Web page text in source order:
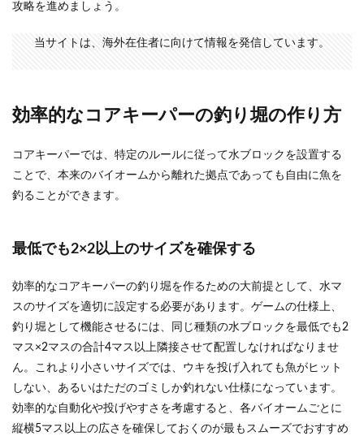
攻略を進めましょう。
当サイトは、海外在住者に向けて情報を発信しています。
効率的なコアキーパーの釣り堀の作り方
コアキーパーでは、特定のルールに従って水ブロックを設置する
ことで、本来のバイオームから離れた拠点であっても自由に魚を
釣ることができます。
最低でも2×2以上のサイズを確保する
効率的なコアキーパーの釣り堀を作るための大前提として、水マ
スのサイズを適切に設定する必要があります。ゲームの仕様上、
釣り堀として機能させるには、同じ種類の水ブロックを最低でも2
マス×2マスの合計4マス以上隣接させて配置しなければなりませ
ん。これより小さいサイズでは、ウキを投げ入れても魚がヒット
しない、あるいはただのゴミしか釣れない仕様になっています。
効率的な自動化や投げやすさを考慮すると、各バイオームごとに
縦横5マス以上の広さを確保しておくのが最もスムーズでおすすめ